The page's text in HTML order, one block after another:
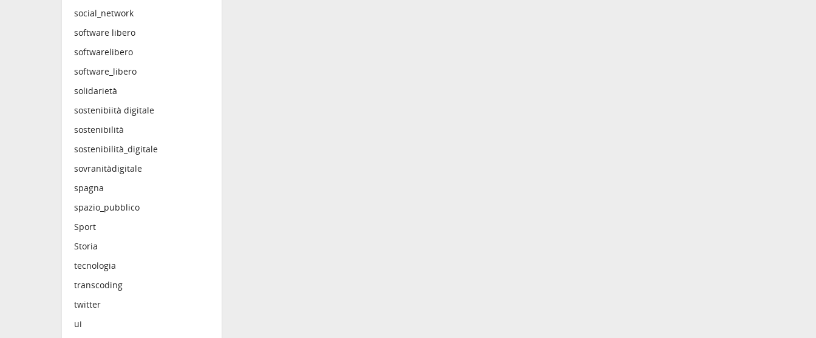
social_network
software libero
softwarelibero
software_libero
solidarietà
sostenibiità digitale
sostenibilità
sostenibilità_digitale
sovranitàdigitale
spagna
spazio_pubblico
Sport
Storia
tecnologia
transcoding
twitter
ui